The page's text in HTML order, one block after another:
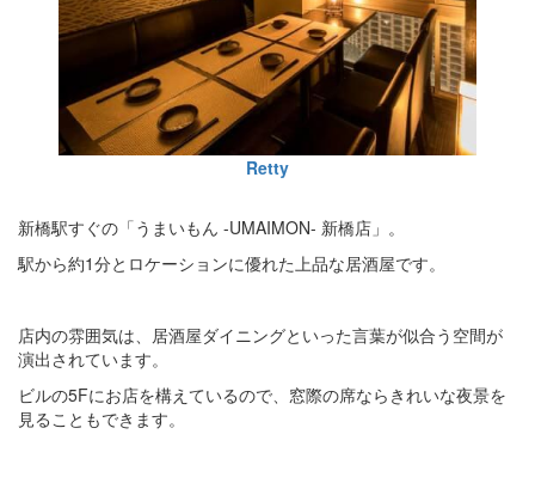
Retty
新橋駅すぐの「うまいもん -UMAIMON- 新橋店」。
駅から約1分とロケーションに優れた上品な居酒屋です。
店内の雰囲気は、居酒屋ダイニングといった言葉が似合う空間が
演出されています。
ビルの5Fにお店を構えているので、窓際の席ならきれいな夜景を
見ることもできます。